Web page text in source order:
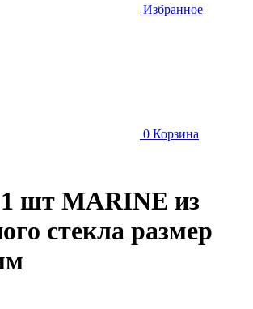
Избранное
0 Корзина
шт MARINE из
стекла размер